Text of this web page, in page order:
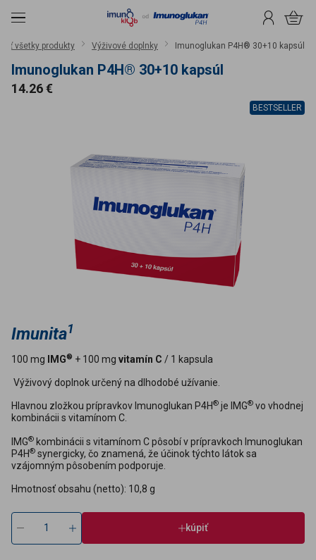
na obsah
Menu Prihlásenie
Košík
všetky produkty Výživové doplnky Imunoglukan P4H® 30+10 kapsúl
Imunoglukan P4H® 30+10 kapsúl
BESTSELLER
Cena
14.26 €
Imunita1
100 mg IMG® + 100 mg vitamín C / 1 kapsula
Výživový doplnok určený na dlhodobé užívanie.
Hlavnou zložkou prípravkov Imunoglukan P4H® je IMG® vo vhodnej
kombinácii s vitamínom C.
IMG® kombinácii s vitamínom C pôsobí v prípravkoch Imunoglukan
P4H® synergicky, čo znamená, že účinok týchto látok sa
vzájomným pôsobením podporuje.
Hmotnosť obsahu (netto): 10,8 g
kúpiť